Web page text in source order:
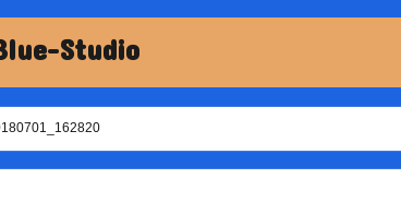
Studio